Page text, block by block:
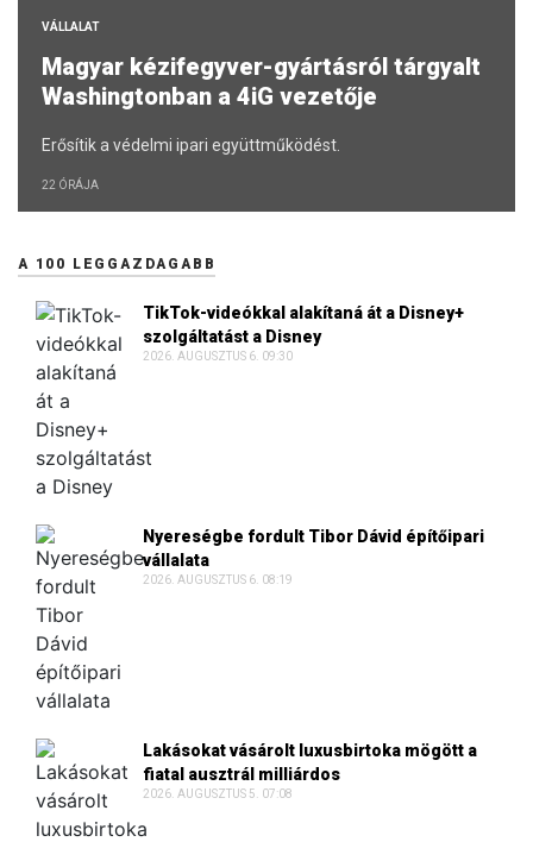
VÁLLALAT
Magyar kézifegyver-gyártásról tárgyalt
Washingtonban a 4iG vezetője
Erősítik a védelmi ipari együttműködést.
22 ÓRÁJA
A 100 LEGGAZDAGABB
TikTok-videókkal alakítaná át a Disney+
szolgáltatást a Disney
2026. AUGUSZTUS 6. 09:30
Nyereségbe fordult Tibor Dávid építőipari
vállalata
2026. AUGUSZTUS 6. 08:19
Lakásokat vásárolt luxusbirtoka mögött a
fiatal ausztrál milliárdos
2026. AUGUSZTUS 5. 07:08